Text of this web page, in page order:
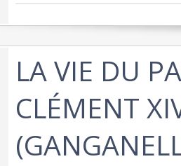
‎LA VIE DU
CLÉMENT